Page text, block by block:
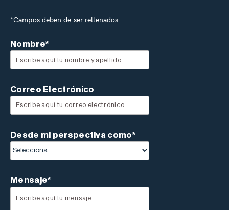
*Campos deben de ser rellenados.
Nombre*
Correo Electrónico
Desde mi perspectiva como*
Mensaje*